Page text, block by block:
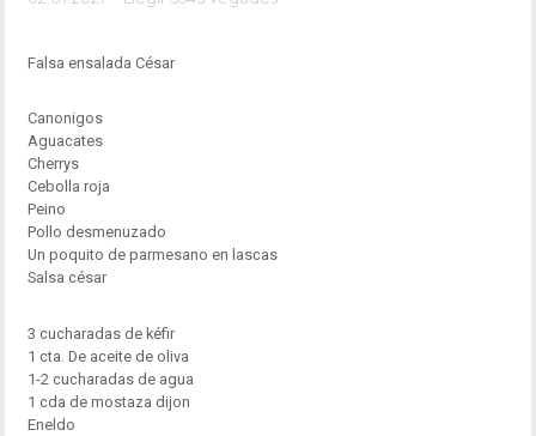
Falsa ensalada César
Canonigos
Aguacates
Cherrys
Cebolla roja
Peino
Pollo desmenuzado
Un poquito de parmesano en lascas
Salsa césar
3 cucharadas de kéfir
1 cta. De aceite de oliva
1-2 cucharadas de agua
1 cda de mostaza dijon
Eneldo